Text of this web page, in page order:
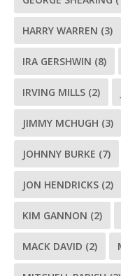
HARRY WARREN (3)
IRA GERSHWIN (8)
IRVING MILLS (2)
JIMMY MCHUGH (3)
JOHNNY BURKE (7)
JON HENDRICKS (2)
KIM GANNON (2)
MACK DAVID (2)